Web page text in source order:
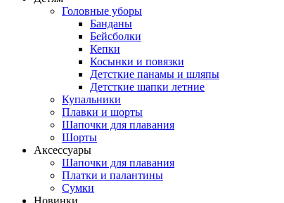
Головные уборы
Банданы
Бейсболки
Кепки
Косынки и повязки
Детсткие панамы и шляпы
Детсткие шапки летние
Купальники
Плавки и шорты
Шапочки для плавания
Шорты
Аксессуары
Шапочки для плавания
Платки и палантины
Сумки
Новинки